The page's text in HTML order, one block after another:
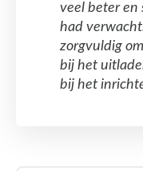
veel beter en
had
zorgvuldig
bij het
bij het